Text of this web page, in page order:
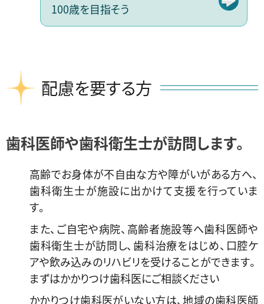
100歳を目指そう
配慮を要する方
歯科医師や歯科衛生士が訪問します。
高齢でお身体が不自由な方や障がいがある方へ、
歯科衛生士が施設に出かけて支援を行っていま
す。
また、ご自宅や病院、高齢者施設等へ歯科医師や
歯科衛生士が訪問し、歯科治療をはじめ、口腔ケ
アや飲み込みのリハビリを受けることができます。
まずはかかりつけ歯科医にご相談ください
かかりつけ歯科医がいない方は、地域の歯科医師